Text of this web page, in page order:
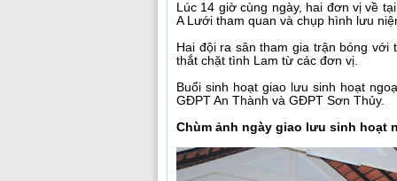
Lúc 14 giờ cùng ngày, hai đơn vị về
A Lưới tham quan và chụp hình lưu
Hai đội ra sân tham gia trận bóng
thắt chặt tình Lam từ các đơn vị.
Buổi sinh hoạt giao lưu sinh hoạt
GĐPT An Thành và GĐPT Sơn Thủy.
Chùm ảnh ngày giao lưu sinh hoạt